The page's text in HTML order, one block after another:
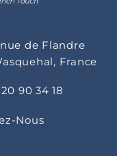
de Flandre
France
90 34 18
Nous